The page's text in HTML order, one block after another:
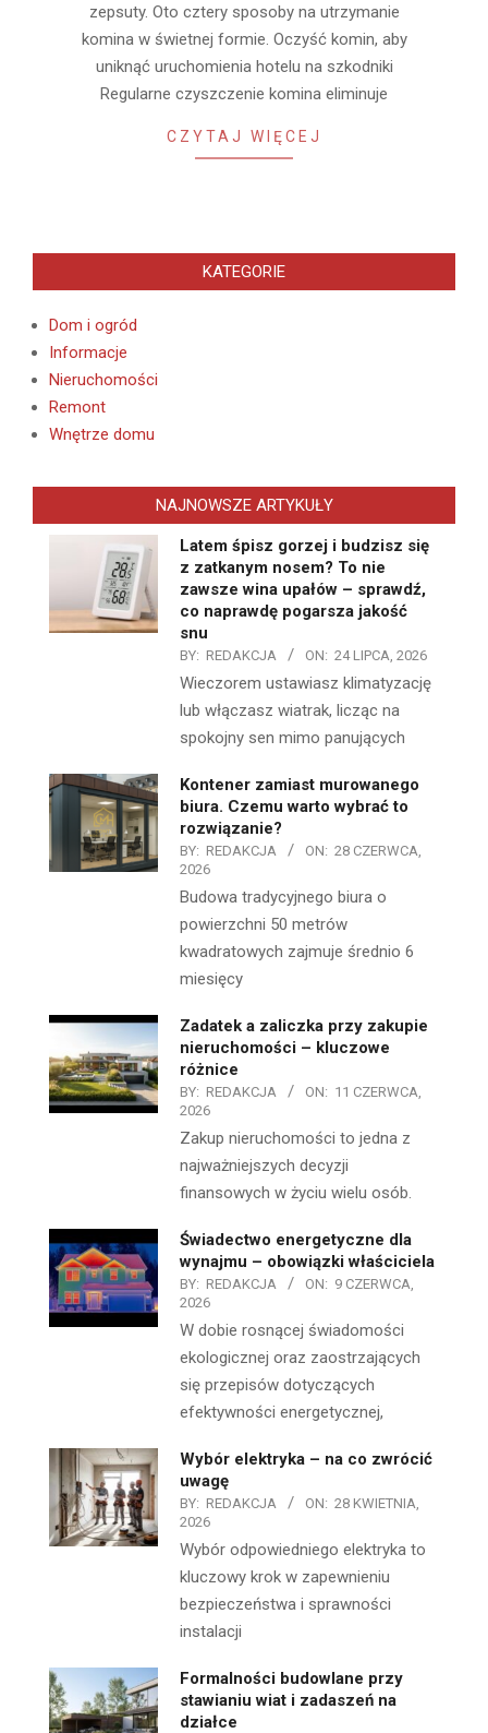
zepsuty. Oto cztery sposoby na utrzymanie
komina w świetnej formie. Oczyść komin, aby
uniknąć uruchomienia hotelu na szkodniki
Regularne czyszczenie komina eliminuje
CZYTAJ WIĘCEJ
KATEGORIE
Dom i ogród
Informacje
Nieruchomości
Remont
Wnętrze domu
NAJNOWSZE ARTYKUŁY
Latem śpisz gorzej i budzisz się
z zatkanym nosem? To nie
zawsze wina upałów – sprawdź,
co naprawdę pogarsza jakość
snu
BY: REDAKCJA ON: 24 LIPCA, 2026
Wieczorem ustawiasz klimatyzację
lub włączasz wiatrak, licząc na
spokojny sen mimo panujących
Kontener zamiast murowanego
biura. Czemu warto wybrać to
rozwiązanie?
BY: REDAKCJA ON: 28 CZERWCA,
2026
Budowa tradycyjnego biura o
powierzchni 50 metrów
kwadratowych zajmuje średnio 6
miesięcy
Zadatek a zaliczka przy zakupie
nieruchomości – kluczowe
różnice
BY: REDAKCJA ON: 11 CZERWCA,
2026
Zakup nieruchomości to jedna z
najważniejszych decyzji
finansowych w życiu wielu osób.
Świadectwo energetyczne dla
wynajmu – obowiązki właściciela
BY: REDAKCJA ON: 9 CZERWCA,
2026
W dobie rosnącej świadomości
ekologicznej oraz zaostrzających
się przepisów dotyczących
efektywności energetycznej,
Wybór elektryka – na co zwrócić
uwagę
BY: REDAKCJA ON: 28 KWIETNIA,
2026
Wybór odpowiedniego elektryka to
kluczowy krok w zapewnieniu
bezpieczeństwa i sprawności
instalacji
Formalności budowlane przy
stawianiu wiat i zadaszeń na
działce